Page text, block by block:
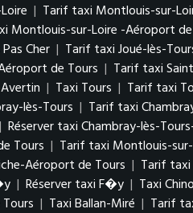
| Tarif taxi Montlouis-sur-
Montlouis-sur-Loire -Aéroport
Cher | Tarif taxi Joué-lès-
de Tours | Tarif taxi
| Taxi Tours | Tarif taxi
lès-Tours | Tarif taxi
| Réserver taxi Chambray-lès-
Tours | Tarif taxi Montlouis-
Aéroport de Tours | Tarif taxi
| Réserver taxi F�y | Taxi
| Taxi Ballan-Miré | Tarif